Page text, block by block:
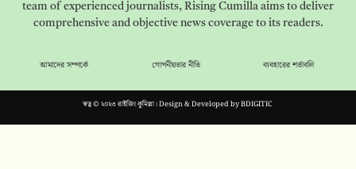
team of experienced journalists, Rising Cumilla aims to deliver
comprehensive and objective news coverage to its readers.
আমাদের সম্পর্কে গোপনীয়তার নীতি ব্যবহারের শর্তাবলি
স্বত্ব © ২০২৩ রাইজিং কুমিল্লা। Design & Developed byBDIGITIC